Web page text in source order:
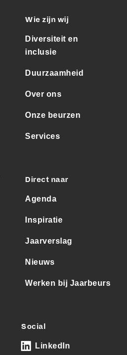
Wie zijn wij
Diversiteit en
inclusie
Duurzaamheid
Over ons
Onze beurzen
Services
Direct naar
Agenda
Inspiratie
Jaarverslag
Nieuws
Werken bij Jaarbeurs
Social
LinkedIn